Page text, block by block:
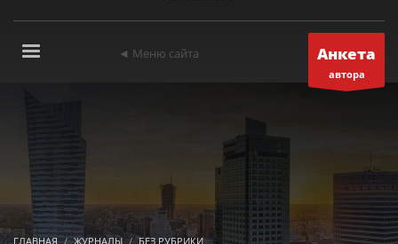
◄ Меню сайта Анкета
автора
ГЛАВНАЯ ЖУРНАЛЫ
БЕЗ РУБРИКИ